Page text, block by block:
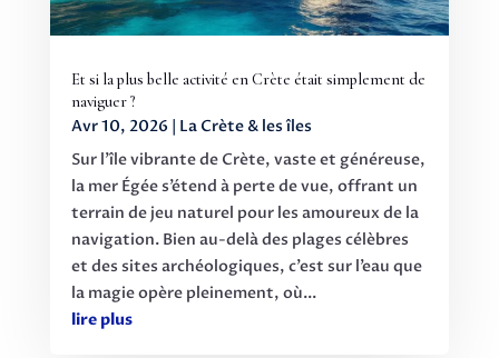
Et si la plus belle activité en Crète était simplement de
naviguer ?
Avr 10, 2026
La Crète & les îles
Sur l'île vibrante de Crète, vaste et généreuse,
la mer Égée s’étend à perte de vue, offrant un
terrain de jeu naturel pour les amoureux de la
navigation. Bien au-delà des plages célèbres
et des sites archéologiques, c’est sur l’eau que
la magie opère pleinement, où...
lire plus